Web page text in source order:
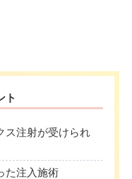
ト
ス注射が受けられ
た注入施術